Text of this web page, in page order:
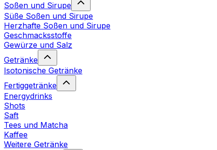
Soßen und Sirupe
Süße Soßen und Sirupe
Herzhafte Soßen und Sirupe
Geschmacksstoffe
Gewürze und Salz
Getränke
Isotonische Getränke
Fertiggetränke
Energydrinks
Shots
Saft
Tees und Matcha
Kaffee
Weitere Getränke